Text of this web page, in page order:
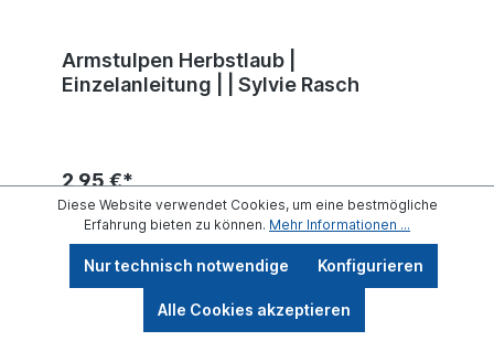
Armstulpen Herbstlaub |
Einzelanleitung | | Sylvie Rasch
2,95 €*
Werkzeugleiste anzeigen
Diese Website verwendet Cookies, um eine bestmögliche
Erfahrung bieten zu können. Mehr Informationen ...
Nur technisch notwendige Konfigurieren
Alle Cookies akzeptieren